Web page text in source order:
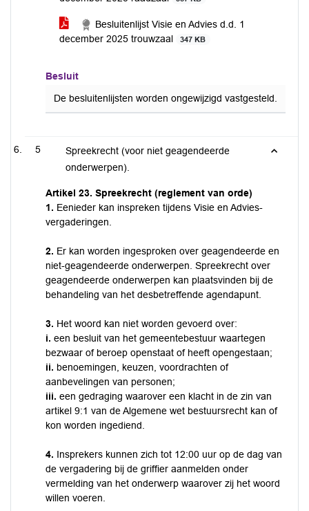
Besluitenlijst Visie en Advies d.d. 1
december 2025 trouwzaal
347 KB
Besluit
De besluitenlijsten worden ongewijzigd vastgesteld.
5
Spreekrecht (voor niet geagendeerde
onderwerpen).
Artikel 23. Spreekrecht (reglement van orde)
1. Eenieder kan inspreken tijdens Visie en Advies-
vergaderingen.
2. Er kan worden ingesproken over geagendeerde en
niet-geagendeerde onderwerpen. Spreekrecht over
geagendeerde onderwerpen kan plaatsvinden bij de
behandeling van het desbetreffende agendapunt.
3. Het woord kan niet worden gevoerd over:
i. een besluit van het gemeentebestuur waartegen
bezwaar of beroep openstaat of heeft opengestaan;
ii. benoemingen, keuzen, voordrachten of
aanbevelingen van personen;
iii. een gedraging waarover een klacht in de zin van
artikel 9:1 van de Algemene wet bestuursrecht kan of
kon worden ingediend.
4. Insprekers kunnen zich tot 12:00 uur op de dag van
de vergadering bij de griffier aanmelden onder
vermelding van het onderwerp waarover zij het woord
willen voeren.